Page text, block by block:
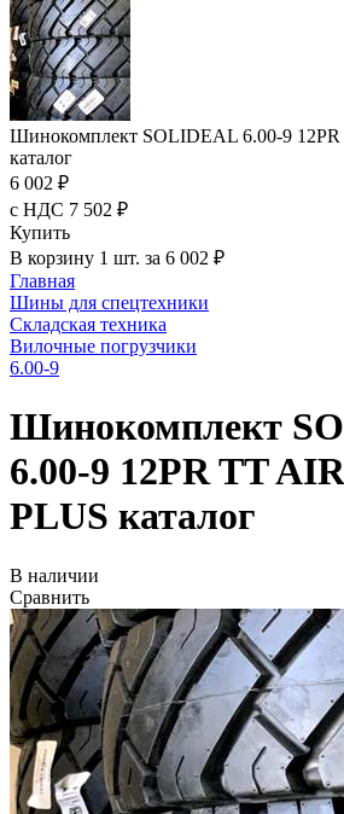
Шинокомплект SOLIDEAL 6.00-9
каталог
6 002 ₽
с НДС 7 502 ₽
Купить
В корзину 1 шт. за 6 002 ₽
Главная
Шины для спецтехники
Складская техника
Вилочные погрузчики
6.00-9
Шинокомплект
6.00-9 12PR TT
PLUS каталог
В наличии
Сравнить